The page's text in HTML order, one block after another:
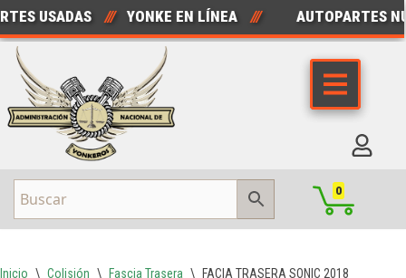
Saltar
al
contenido
USADAS /// YONKE EN LÍNEA /// AUTOPARTES
0
Inicio \ Colisión \ Fascia Trasera \ FACIA TRASERA SONIC 2018